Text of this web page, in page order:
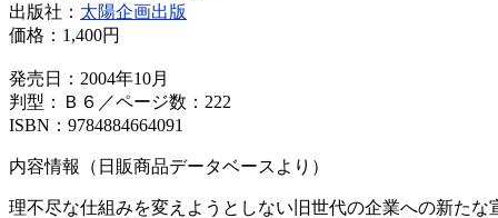
出版社： 太陽企画出版
価格： 1,400円
発売日：2004年10月
判型：Ｂ６／ページ数：222
ISBN：9784884664091
内容情報（日販商品データベースより）
理不尽な仕組みを変えようとしない旧世代の企業への新た